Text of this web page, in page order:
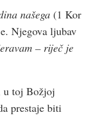
našega (1 Kor
Njegova ljubav
– riječ je
u toj Božjoj
prestaje biti